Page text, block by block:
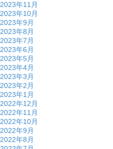
2023年11月
2023年10月
2023年9月
2023年8月
2023年7月
2023年6月
2023年5月
2023年4月
2023年3月
2023年2月
2023年1月
2022年12月
2022年11月
2022年10月
2022年9月
2022年8月